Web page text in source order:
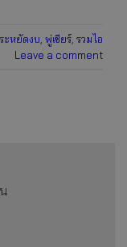
ะหยัดงบ พู่เชียร์, รวมไอ
Leave a comment